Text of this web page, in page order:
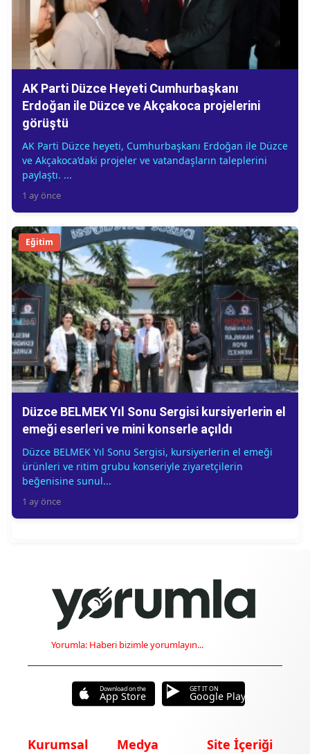
AK Parti Düzce Heyeti Cumhurbaşkanı
Erdoğan ile Düzce ve Akçakoca projelerini
görüştü
AK Parti Düzce heyeti, Cumhurbaşkanı Erdoğan ile Düzce
ve Akçakoca’daki projeler ve vatandaşların taleplerini
paylaştı. ...
1 ay önce
Eğitim
Düzce BELMEK Yıl Sonu Sergisi kursiyerlerin el
emeği eserleri ve mini konserle açıldı
Düzce BELMEK Yıl Sonu Sergisi, kursiyerlerin el emeği
ürünleri ve ritim grubu konseriyle ziyaretçilerin
beğenisine sunul...
1 ay önce
Yorumla: Haberi bizimle yorumlayın...
Download on the
App Store
GET IT ON
Google Play
Kurumsal Medya Site İçeriği